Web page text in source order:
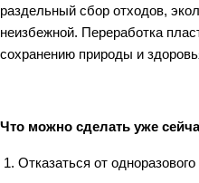
раздельный сбор отходов,
неизбежной. Переработка
сохранению природы и
Что можно сделать уже
Отказаться от одноразового